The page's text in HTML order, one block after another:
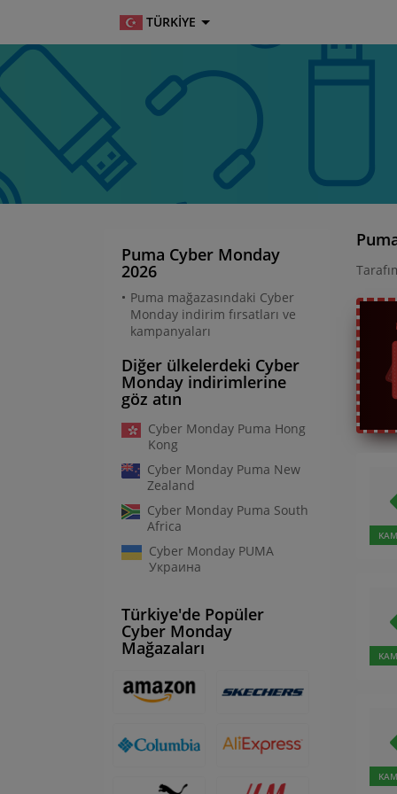
TÜRKIYE
Puma Cyber Monday
2026
Puma mağazasındaki Cyber
Monday indirim fırsatları ve
kampanyaları
Diğer ülkelerdeki Cyber
Monday indirimlerine
göz atın
Cyber Monday Puma Hong
Kong
Cyber Monday Puma New
Zealand
Cyber Monday Puma South
Africa
Cyber Monday PUMA
Украина
Türkiye'de Popüler
Cyber Monday
Mağazaları